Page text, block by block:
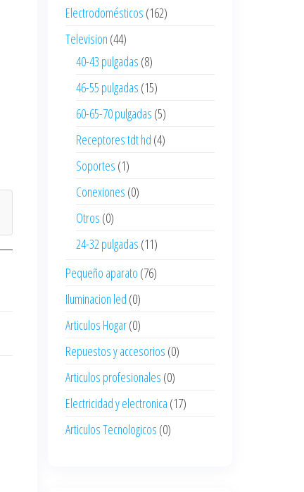
Electrodomésticos (162)
Television (44)
40-43 pulgadas (8)
46-55 pulgadas (15)
60-65-70 pulgadas (5)
Receptores tdt hd (4)
Soportes (1)
Conexiones (0)
Otros (0)
24-32 pulgadas (11)
Pequeño aparato (76)
Iluminacion led (0)
Articulos Hogar(0)
Repuestos y accesorios (0)
Articulos profesionales (0)
Electricidad y electronica (17)
Articulos Tecnologicos (0)